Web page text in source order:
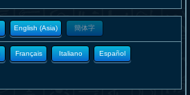
English (Asia) 簡体字
Français Italiano Español